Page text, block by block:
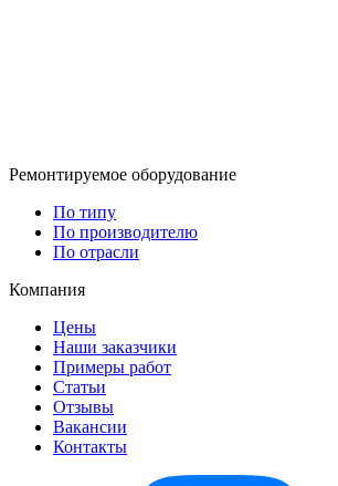
Ремонтируемое оборудование
По типу
По производителю
По отрасли
Компания
Цены
Наши заказчики
Примеры работ
Статьи
Отзывы
Вакансии
Контакты